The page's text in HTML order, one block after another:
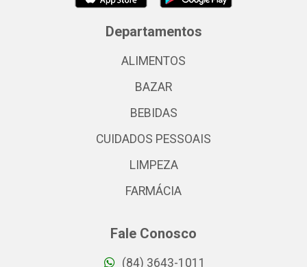
Departamentos
ALIMENTOS
BAZAR
BEBIDAS
CUIDADOS PESSOAIS
LIMPEZA
FARMÁCIA
Fale Conosco
(84) 3643-1011